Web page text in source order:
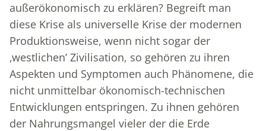
außerökonomisch zu erklären? Begreift man
diese Krise als universelle Krise der modernen
Produktionsweise, wenn nicht sogar der
‚westlichen’ Zivilisation, so gehören zu ihren
Aspekten und Symptomen auch Phänomene, die
nicht unmittelbar ökonomisch-technischen
Entwicklungen entspringen. Zu ihnen gehören
der Nahrungsmangel vieler der die Erde